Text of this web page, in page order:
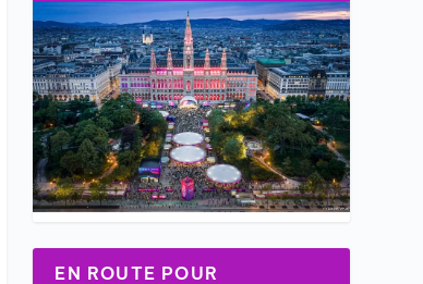
EN ROUTE POUR